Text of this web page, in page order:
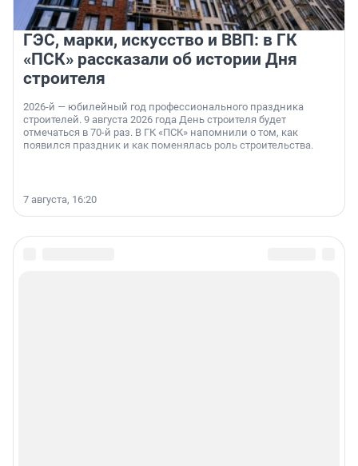
ГЭС, марки, искусство и ВВП: в ГК
«ПСК» рассказали об истории Дня
строителя
2026-й — юбилейный год профессионального праздника
строителей. 9 августа 2026 года День строителя будет
отмечаться в 70-й раз. В ГК «ПСК» напомнили о том, как
появился праздник и как поменялась роль строительства.
7 августа, 16:20